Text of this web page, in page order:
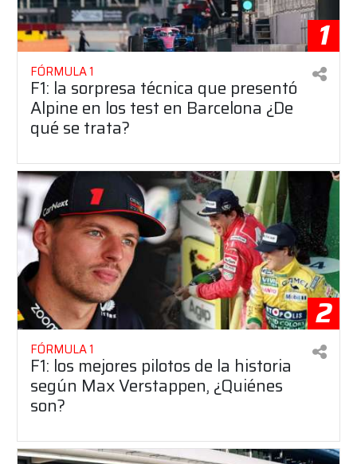
1
FÓRMULA 1
F1: la sorpresa técnica que presentó
Alpine en los test en Barcelona ¿De
qué se trata?
2
FÓRMULA 1
F1: los mejores pilotos de la historia
según Max Verstappen, ¿Quiénes
son?